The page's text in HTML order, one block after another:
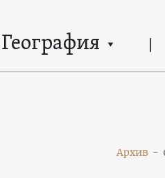
География
Архив -